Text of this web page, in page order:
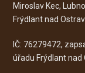
Miroslav Kec,
Frýdlant nad
IČ: 76279472,
úřadu Frýdlant nad